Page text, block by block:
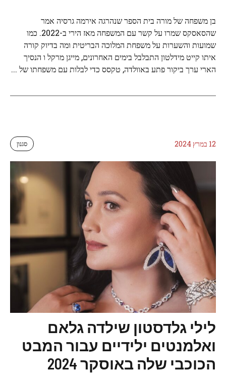
בן משפחה של מורה בית הספר שנהרגה אירמה גרסיה אמר
שהסאסקס שמרו על קשר עם המשפחה מאז הירי ב-2022. כמו
שמועות והשערות על משפחת המלוכה הבריטית ומה בדיוק קורה
איתו קייט מידלטון התבלבל בימים האחרונים, מייגן מרקל ו הנסיך
הארי ערך ביקור פתע באוולדה, טקסס כדי לבלות עם משפחתו של ...
12 במרץ 2024 סגנון
לילי גלדסטון שילדה גלאם
ואלמנטים ילידיים עבור המבט
הכוכבי שלה באוסקר 2024